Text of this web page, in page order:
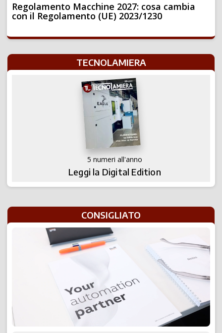
Regolamento Macchine 2027: cosa cambia
con il Regolamento (UE) 2023/1230
TECNOLAMIERA
5 numeri all'anno
Leggi la Digital Edition
CONSIGLIATO